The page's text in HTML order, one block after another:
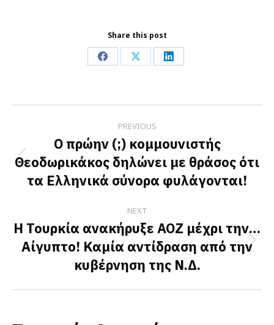
Share this post
Share
Facebook
Share
X
Share
LinkedIn
navigation
PREVIOUS
Previous
post:
Ο πρώην (;) κομμουνιστής
Θεοδωρικάκος δηλώνει με θράσος ότι
τα Ελληνικά σύνορα φυλάγονται!
NEXT
Next
post:
Η Τουρκία ανακήρυξε ΑΟΖ μέχρι την…
Αίγυπτο! Καμία αντίδραση από την
κυβέρνηση της Ν.Δ.